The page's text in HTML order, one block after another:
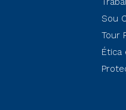
Sou
Tour
Ética